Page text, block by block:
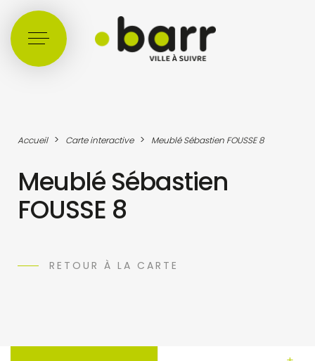
Accueil > Carte interactive > Meublé Sébastien FOUSSE 8
Meublé Sébastien
FOUSSE 8
RETOUR À LA CARTE